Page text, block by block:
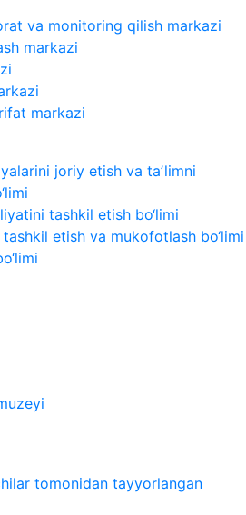
va monitoring qilish markazi
markazi
markazi
joriy etish va taʼlimni
tashkil etish bo‘limi
etish va mukofotlash bo‘limi
tomonidan tayyorlangan